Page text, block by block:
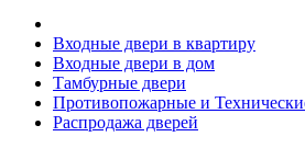
Входные двери в квартиру
Входные двери в дом
Тамбурные двери
Противопожарные и
Распродажа дверей